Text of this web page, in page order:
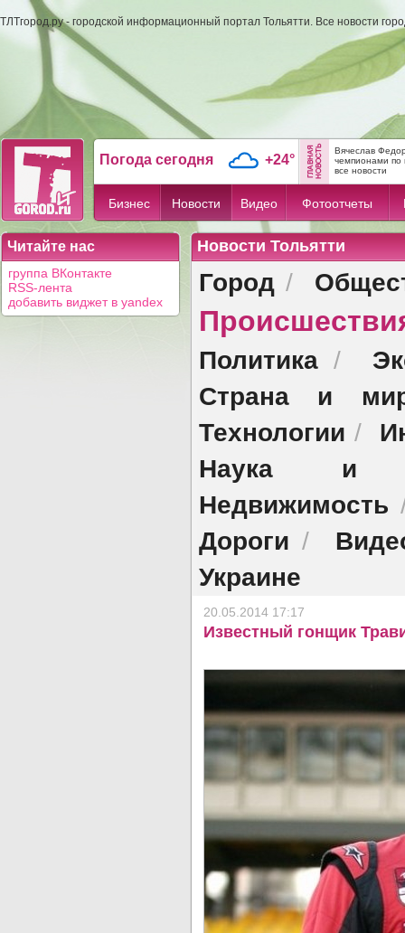
ТЛТгород.ру - городской информационный портал Тольятти. Все новости
Погода сегодня +24°
Вячеслав
чемпионами по
все новости
Бизнес Новости Видео Фотоотчеты
Читайте нас
группа ВКонтакте
RSS-лента
добавить виджет в yandex
Новости Тольятти
Город /
Политика /
Страна и
Технологии /
Наука и
Недвижимость
Дороги /
Украине
20.05.2014 17:17
Известный гонщик